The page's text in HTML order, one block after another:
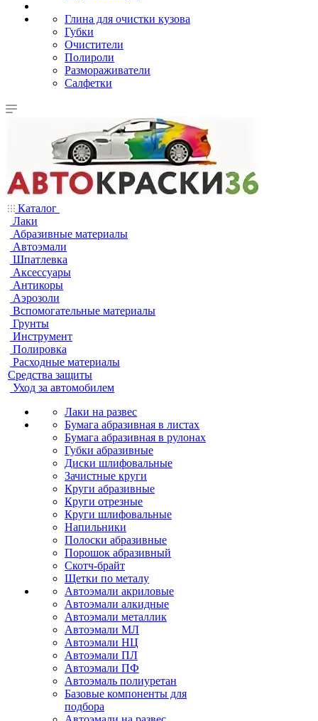
Глина для очистки кузова
Губки
Очистители
Полироли
Размораживатели
Салфетки
Каталог
Лаки
Абразивные материалы
Автоэмали
Шпатлевка
Аксессуары
Антикоры
Аэрозоли
Вспомогательные материалы
Грунты
Инструмент
Полировка
Расходные материалы
Средства защиты
Уход за автомобилем
Лаки на развес
Бумага абразивная в листах
Бумага абразивная в рулонах
Губки абразивные
Диски шлифовальные
Зачистные круги
Круги абразивные
Круги отрезные
Круги шлифовальные
Напильники
Полоски абразивные
Порошок абразивный
Скотч-брайт
Щетки по металу
Автоэмали акриловые
Автоэмали алкидные
Автоэмали металлик
Автоэмали МЛ
Автоэмали НЦ
Автоэмали ПЛ
Автоэмали ПФ
Автоэмаль полиуретан
Базовые компоненты для
подбора